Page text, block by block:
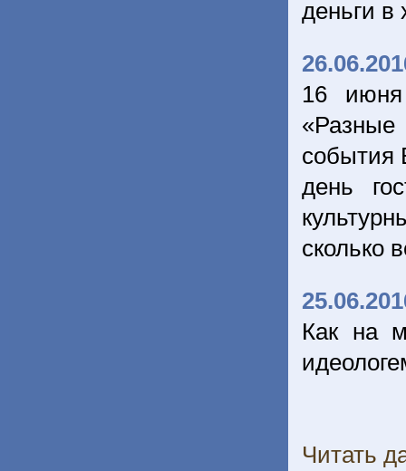
деньги в
16 июня
«Разные
события
день
сколько
Как на
Читать